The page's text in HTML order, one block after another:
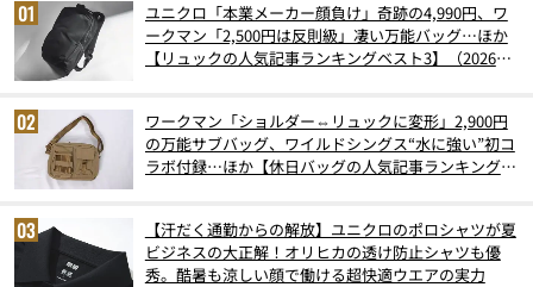
ユニクロ「本業メーカー顔負け」奇跡の4,990円、ワ
ークマン「2,500円は反則級」凄い万能バッグ…ほか
【リュックの人気記事ランキングベスト3】（2026年
ワークマン「ショルダー⇔リュックに変形」2,900円
の万能サブバッグ、ワイルドシングス“水に強い”初コ
ラボ付録…ほか【休日バッグの人気記事ランキングベ
【汗だく通勤からの解放】ユニクロのポロシャツが夏
ビジネスの大正解！オリヒカの透け防止シャツも優
秀。酷暑も涼しい顔で働ける超快適ウエアの実力